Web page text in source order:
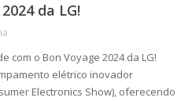
da LG!
com o Bon Voyage 2024 da LG!
elétrico inovador
Electronics Show), oferecendo